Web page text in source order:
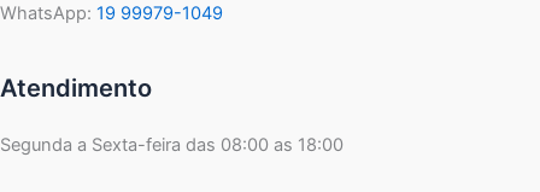
WhatsApp: 19 99979-1049
Atendimento
Segunda a Sexta-feira das 08:00 as 18:00